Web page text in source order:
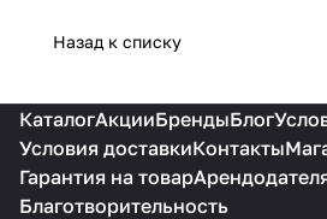
Назад к списку
КаталогАкцииБрендыБлог
Условия доставкиКонтакты
Гарантия на товар
Благотворительность